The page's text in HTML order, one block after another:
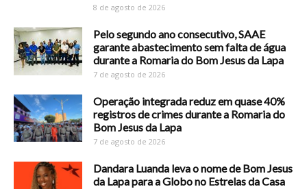
8 de agosto de 2026
Pelo segundo ano consecutivo, SAAE
garante abastecimento sem falta de água
durante a Romaria do Bom Jesus da Lapa
7 de agosto de 2026
Operação integrada reduz em quase 40%
registros de crimes durante a Romaria do
Bom Jesus da Lapa
7 de agosto de 2026
Dandara Luanda leva o nome de Bom Jesus
da Lapa para a Globo no Estrelas da Casa